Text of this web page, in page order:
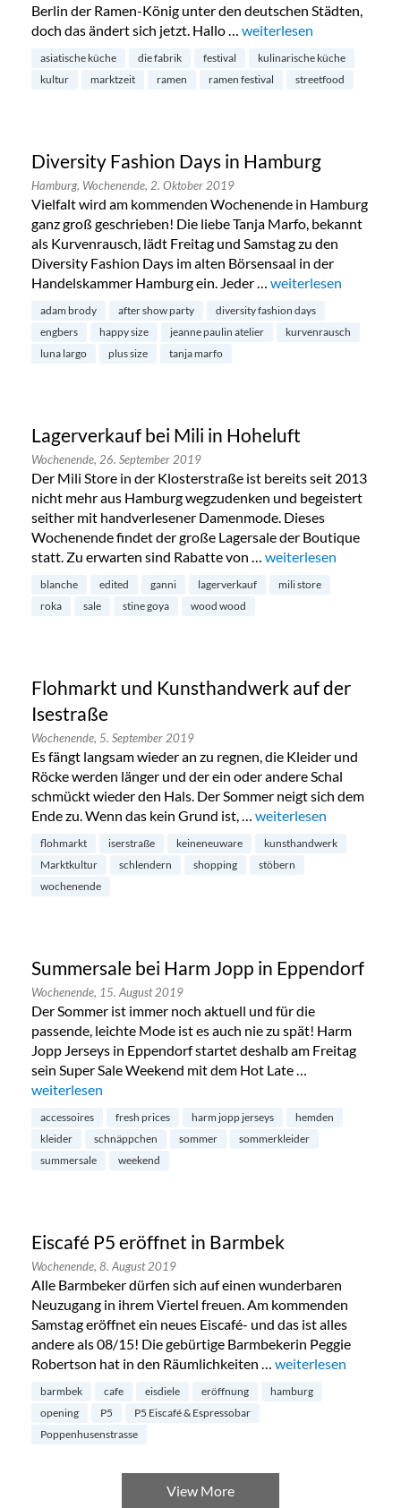
Berlin der Ramen-König unter den deutschen Städten,
doch das ändert sich jetzt. Hallo … „Ramen Festival in
weiterlesen
asiatische küche die fabrik festival
kulinarische küche
kultur
marktzeit ramen ramen festival streetfood
Diversity Fashion Days in Hamburg
Hamburg, Wochenende, 2. Oktober 2019
Vielfalt wird am kommenden Wochenende in Hamburg
ganz groß geschrieben! Die liebe Tanja Marfo, bekannt
als Kurvenrausch, lädt Freitag und Samstag zu den
Diversity Fashion Days im alten Börsensaal in der
Handelskammer Hamburg ein. Jeder … „Diversity Fashion
weiterlesen
adam brody after show party
diversity fashion days
engbers
happy size jeanne paulin atelier
kurvenrausch
luna largo
plus size tanja marfo
Lagerverkauf bei Mili in Hoheluft
Wochenende, 26. September 2019
Der Mili Store in der Klosterstraße ist bereits seit 2013
nicht mehr aus Hamburg wegzudenken und begeistert
seither mit handverlesener Damenmode. Dieses
Wochenende findet der große Lagersale der Boutique
statt. Zu erwarten sind Rabatte von … „Lagerverkauf bei
weiterlesen
blanche edited ganni lagerverkauf
mili store
roka
sale stine goya wood wood
Flohmarkt und Kunsthandwerk auf der
Isestraße
Wochenende, 5. September 2019
Es fängt langsam wieder an zu regnen, die Kleider und
Röcke werden länger und der ein oder andere Schal
schmückt wieder den Hals. Der Sommer neigt sich dem
Ende zu. Wenn das kein Grund ist, … „Flohmarkt und
weiterlesen
flohmarkt iserstraße keineneuware
kunsthandwerk
Marktkultur
schlendern shopping
stöbern
wochenende
Summersale bei Harm Jopp in Eppendorf
Wochenende, 15. August 2019
Der Sommer ist immer noch aktuell und für die
passende, leichte Mode ist es auch nie zu spät! Harm
Jopp Jerseys in Eppendorf startet deshalb am Freitag
sein Super Sale Weekend mit dem Hot Late …
„Summersale bei Harm Jopp in Eppendorf“
weiterlesen
accessoires fresh prices harm jopp jerseys
hemden
kleider
schnäppchen sommer
sommerkleider
summersale
weekend
Eiscafé P5 eröffnet in Barmbek
Wochenende, 8. August 2019
Alle Barmbeker dürfen sich auf einen wunderbaren
Neuzugang in ihrem Viertel freuen. Am kommenden
Samstag eröffnet ein neues Eiscafé- und das ist alles
andere als 08/15! Die gebürtige Barmbekerin Peggie
Robertson hat in den Räumlichkeiten … „Eiscafé P5 eröffnet
weiterlesen
barmbek cafe eisdiele eröffnung
hamburg
opening
P5
P5 Eiscafé & Espressobar
Poppenhusenstrasse
View More